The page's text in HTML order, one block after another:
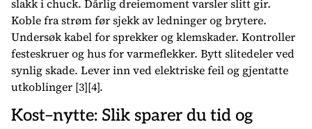
slakk i chuck. Dårlig dreiemoment varsler slitt gir.
Koble fra strøm før sjekk av ledninger og brytere.
Undersøk kabel for sprekker og klemskader. Kontroller
festeskruer og hus for varmeflekker. Bytt slitedeler ved
synlig skade. Lever inn ved elektriske feil og gjentatte
utkoblinger [3][4].
Kost–nytte: Slik spar­er du tid og